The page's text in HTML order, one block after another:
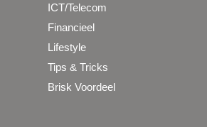
ICT/Telecom
Financieel
Lifestyle
Tips & Tricks
Brisk Voordeel